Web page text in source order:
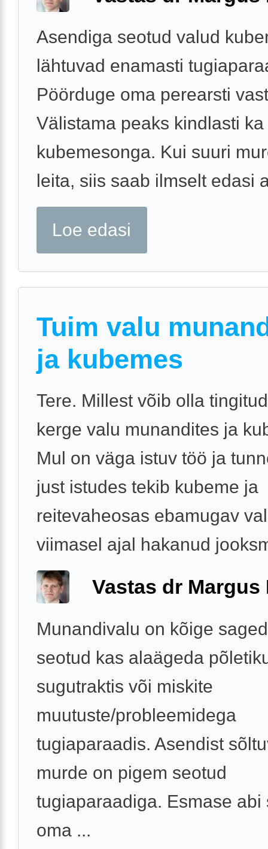
Asendiga seotud valud
lähtuvad enamasti
Pöörduge oma perearsti
Välistama peaks kindlasti ka
kubemesonga. Kui suuri
leita, siis saab ilmselt edasi
Loe edasi
Tuim valu
ja kubemes
Tere. Millest võib olla
kerge valu munandites ja
Mul on väga istuv töö ja
just istudes tekib kubeme ja
reitevaheosas ebamugav
viimasel ajal hakanud
Vastas dr Margus
Munandivalu on kõige
seotud kas alaägeda
sugutraktis või miskite
muutuste/probleemidega
tugiaparaadis. Asendist
murde on pigem seotud
tugiaparaadiga. Esmase abi
oma ...